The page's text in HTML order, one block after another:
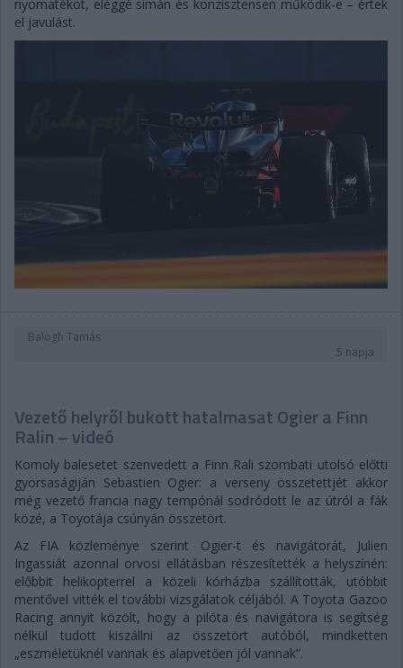
nyomatékot, eléggé simán és konzisztensen működik-e – értek
el javulást.
Balogh Tamás
5 napja
Vezető helyről bukott hatalmasat Ogier a Finn
Ralin – videó
Komoly balesetet szenvedett a Finn Rali szombati utolsó előtti
gyorsaságiján Sebastien Ogier: a verseny összetettjét akkor
még vezető francia nagy tempónál sodródott le az útról a fák
közé, a Toyotája csúnyán összetört.
Az FIA közleménye szerint Ogier-t és navigátorát, Julien
Ingassiát azonnal orvosi ellátásban részesítették a helyszínén:
előbbit helikopterrel a közeli kórházba szállították, utóbbit
mentővel vitték el további vizsgálatok céljából. A Toyota Gazoo
Racing annyit közölt, hogy a pilóta és navigátora is segítség
nélkül tudott kiszállni az összetört autóból, mindketten
„eszméletüknél vannak és alapvetően jól vannak”.